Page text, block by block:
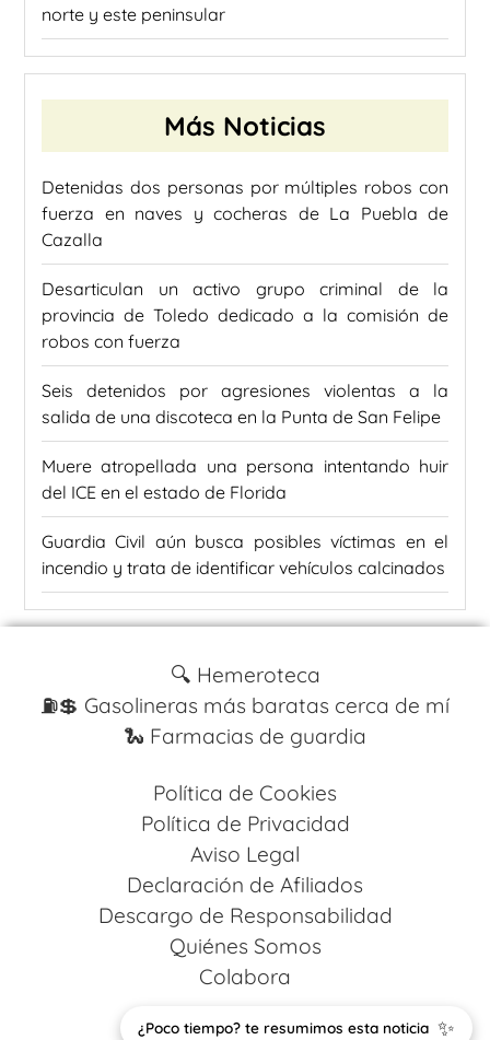
¿Poco tiempo? te resumimos esta noticia ✨
norte y este peninsular
Más Noticias
Detenidas dos personas por múltiples robos con
fuerza en naves y cocheras de La Puebla de
Cazalla
Desarticulan un activo grupo criminal de la
provincia de Toledo dedicado a la comisión de
robos con fuerza
Seis detenidos por agresiones violentas a la
salida de una discoteca en la Punta de San Felipe
Muere atropellada una persona intentando huir
del ICE en el estado de Florida
Guardia Civil aún busca posibles víctimas en el
incendio y trata de identificar vehículos calcinados
🔍 Hemeroteca
⛽️💲 Gasolineras más baratas cerca de mí
🐍 Farmacias de guardia
Política de Cookies
Política de Privacidad
Aviso Legal
Declaración de Afiliados
Descargo de Responsabilidad
Quiénes Somos
Colabora
Design byCodestack Solutions